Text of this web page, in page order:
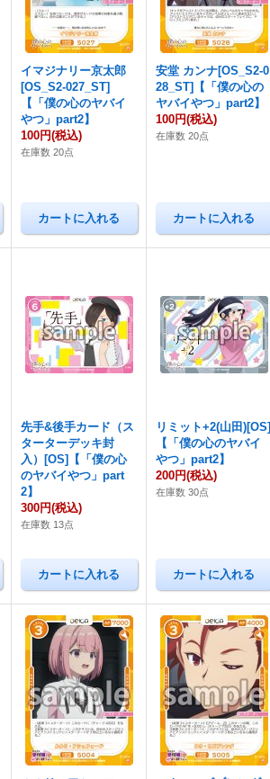
イマジナリー京太郎
[OS_S2-027_ST]
【「僕の心のヤバイ
やつ」part2】
100円(税込)
在庫数 20点
安堂 カンナ[OS_S2-0
28_ST]【「僕の心の
ヤバイやつ」part2】
100円(税込)
在庫数 20点
先手&後手カード（ス
ターターデッキ封
入）[OS]【「僕の心
のヤバイやつ」part
2】
300円(税込)
在庫数 13点
リミット+2(山田)[OS]
【「僕の心のヤバイ
やつ」part2】
200円(税込)
在庫数 30点